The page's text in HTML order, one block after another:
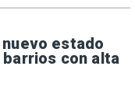
estado
con alta